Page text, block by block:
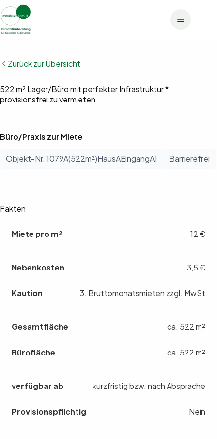
Zum
Inhalt
springen
Zurück zur Übersicht
522 m² Lager/Büro mit perfekter Infrastruktur *
provisionsfrei zu vermieten
Bilder anzeigen (8)
Büro/Praxis zur Miete
Objekt-Nr. 1079A(522m²)HausAEingangA1 Barrierefrei
Fakten
Miete pro m² 12 €
Nebenkosten 3,5 €
Kaution 3. Bruttomonatsmieten zzgl. MwSt
Gesamtfläche ca. 522 m²
Bürofläche ca. 522 m²
verfügbar ab kurzfristig bzw. nach Absprache
Provisionspflichtig Nein